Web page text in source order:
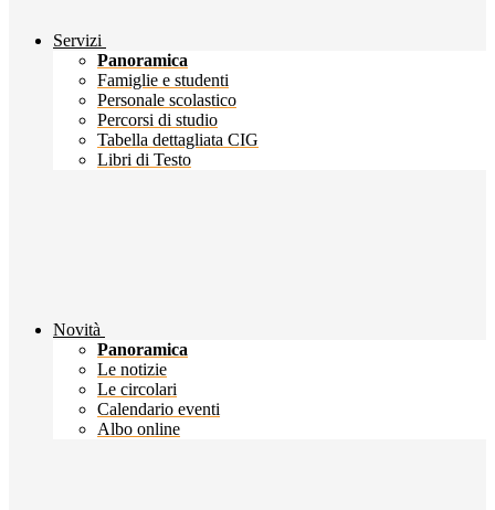
Servizi
Panoramica
Famiglie e studenti
Personale scolastico
Percorsi di studio
Tabella dettagliata CIG
Libri di Testo
Novità
Panoramica
Le notizie
Le circolari
Calendario eventi
Albo online